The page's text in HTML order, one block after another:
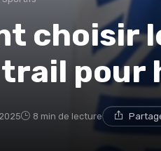
choisir
pour
8 min de lecture